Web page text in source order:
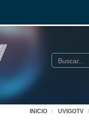
Buscar
INICIO UVIGOTV